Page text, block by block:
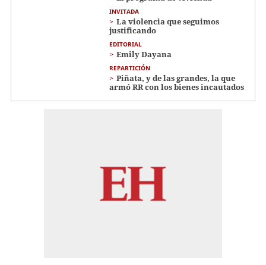
INVITADA
La violencia que seguimos
justificando
EDITORIAL
Emily Dayana
REPARTICIÓN
Piñata, y de las grandes, la que
armó RR con los bienes incautados